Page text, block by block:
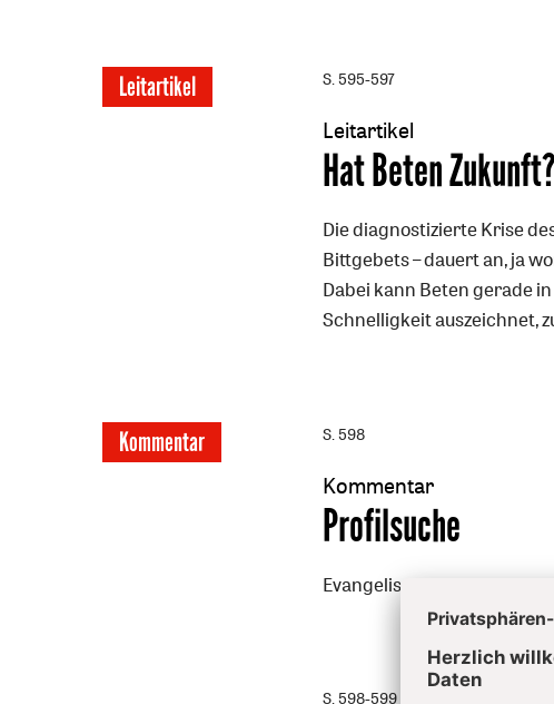
Leitartikel S. 595-597
Leitartikel
:
Hat Beten Zukunft?
Die diagnostizierte Krise
Bittgebets – dauert an, ja
Dabei kann Beten gerade
Schnelligkeit auszeichnet,
Kommentar S. 598
Kommentar
:
Profilsuche
Evangelische Kirche und
S. 598-599